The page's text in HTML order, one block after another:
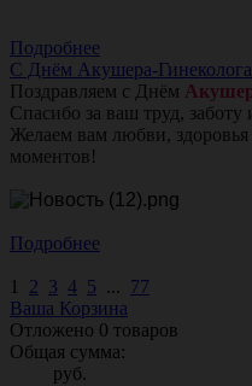
Подробнее
С Днём Акушера-
Поздравляем с Днём
Спасибо за ваш труд, заботу
Желаем вам любви,
моментов!
Подробнее
1 2 3 4 5 ... 77
Ваша Корзина
Отложено 0 товаров
Общая сумма:
руб.